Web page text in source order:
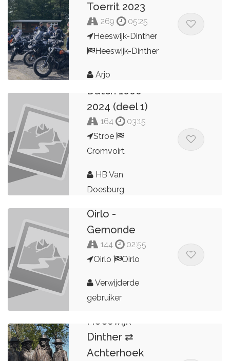
Toerrit 2023
269
05:25
Heeswijk-Dinther
Heeswijk-Dinther
Arjo
Dutch 1000
2024 (deel 1)
164
03:15
Stroe
Cromvoirt
HB Van
Doesburg
Oirlo -
Gemonde
144
02:55
Oirlo
Oirlo
Verwijderde
gebruiker
Heeswijk-
Dinther ⇄
Achterhoek